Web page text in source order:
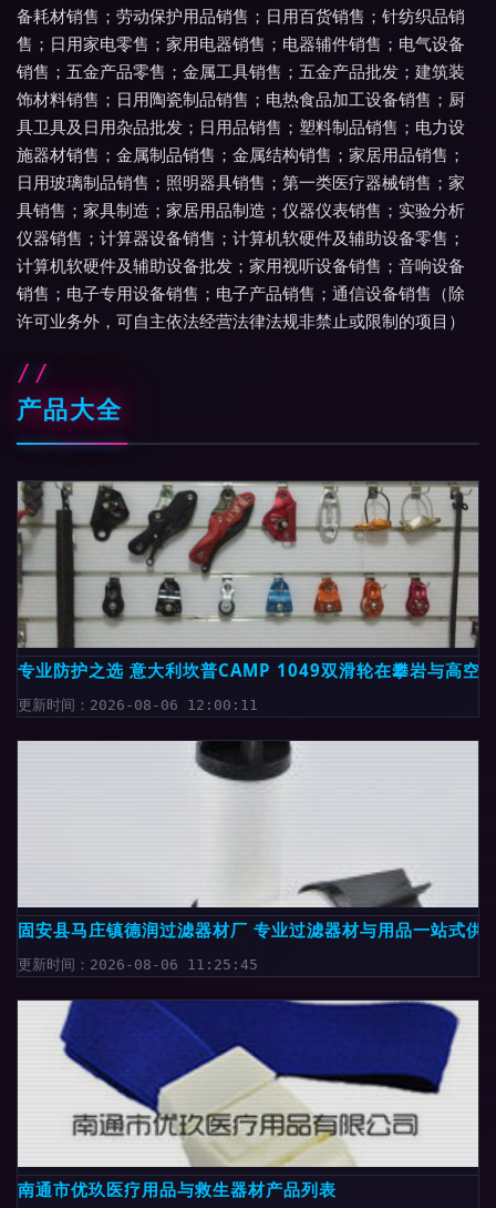
备耗材销售；劳动保护用品销售；日用百货销售；针纺织品销
售；日用家电零售；家用电器销售；电器辅件销售；电气设备
销售；五金产品零售；金属工具销售；五金产品批发；建筑装
饰材料销售；日用陶瓷制品销售；电热食品加工设备销售；厨
具卫具及日用杂品批发；日用品销售；塑料制品销售；电力设
施器材销售；金属制品销售；金属结构销售；家居用品销售；
日用玻璃制品销售；照明器具销售；第一类医疗器械销售；家
具销售；家具制造；家居用品制造；仪器仪表销售；实验分析
仪器销售；计算器设备销售；计算机软硬件及辅助设备零售；
计算机软硬件及辅助设备批发；家用视听设备销售；音响设备
销售；电子专用设备销售；电子产品销售；通信设备销售（除
许可业务外，可自主依法经营法律法规非禁止或限制的项目）
产品大全
专业防护之选 意大利坎普CAMP 1049双滑轮在攀岩与高空
更新时间：2026-08-06 12:00:11
固安县马庄镇德润过滤器材厂 专业过滤器材与用品一站式供
更新时间：2026-08-06 11:25:45
南通市优玖医疗用品与救生器材产品列表